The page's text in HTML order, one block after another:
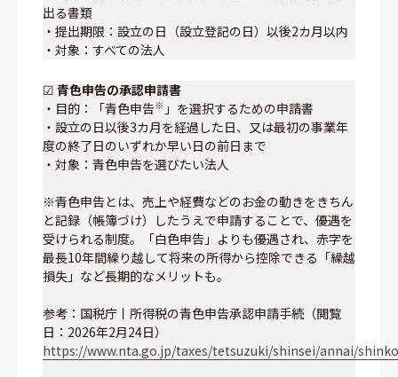
出る書類
・提出期限：設立の日（設立登記の日）以後2カ月以内
・対象：すべての法人
☑ 青色申告の承認申請書
・目的：「青色申告※ 」を選択するための申請書
・設立の日以後3カ月を経過した日、又は最初の事業年
度の終了日のいずれか早い日の前日まで
・対象：青色申告を選びたい法人
※青色申告とは、売上や経費などのお金の動きをきちん
と記録（帳簿づけ）したうえで申請することで、優遇を
受けられる制度。「白色申告」よりも優遇され、赤字を
最長10年間繰り越して将来の所得から控除できる「繰越
損失」など長期的なメリットも。
参考：国税庁丨所得税の青色申告承認申請手続（閲覧
日：2026年2月24日）
https://www.nta.go.jp/taxes/tetsuzuki/shinsei/annai/